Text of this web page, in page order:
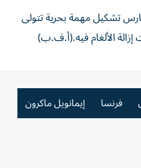
تشكيل مهمة بحرية تتولى
الألغام فيه.(أ.ف.ب)
فرنسا إيمانويل ماكرون